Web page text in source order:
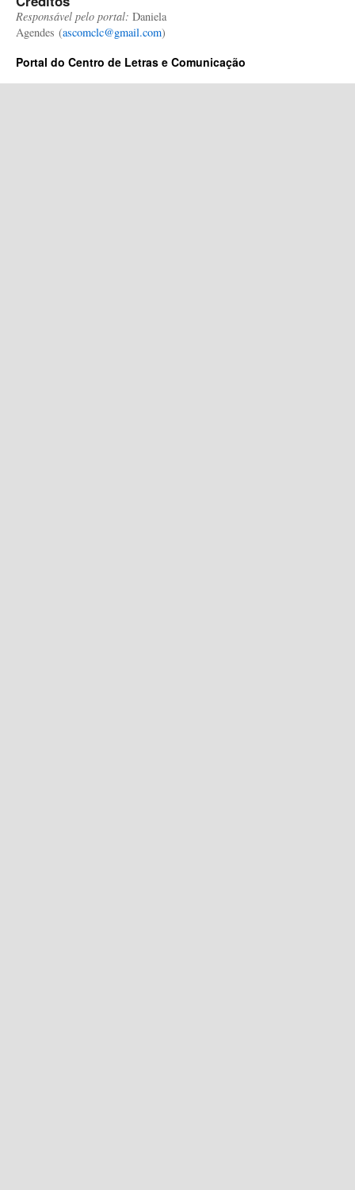
Responsável pelo portal: Daniela
Agendes (ascomclc@gmail.com)
Portal do Centro de Letras e Comunicação